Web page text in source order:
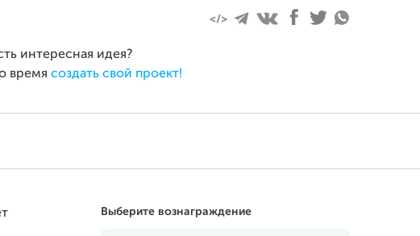
интересная идея?
время создать свой проект!
Выберите вознаграждение